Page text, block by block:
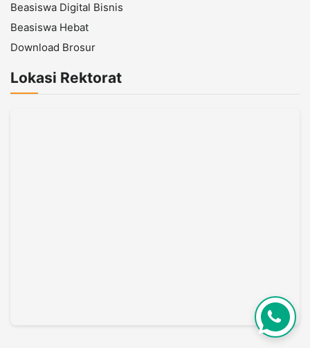
Beasiswa Digital Bisnis
Beasiswa Hebat
Download Brosur
Lokasi Rektorat